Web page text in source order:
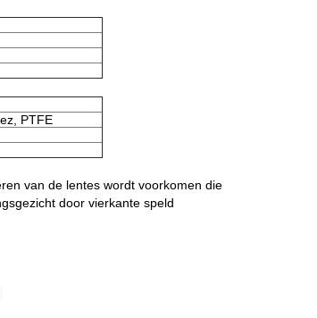
PTFE
van de lentes wordt voorkomen die
door vierkante speld